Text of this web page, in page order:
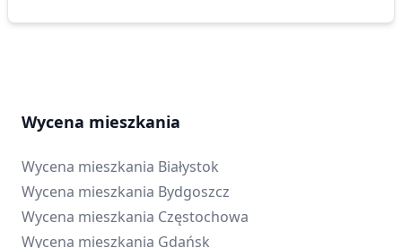
Wycena mieszkania
Wycena mieszkania Białystok
Wycena mieszkania Bydgoszcz
Wycena mieszkania Częstochowa
Wycena mieszkania Gdańsk